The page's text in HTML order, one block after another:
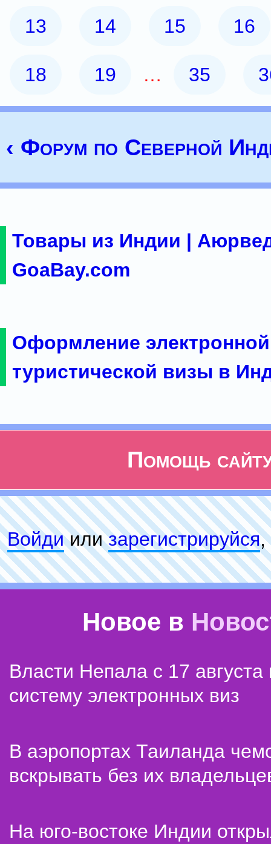
13 14 15 16
18 19 … 35
‹ Форум по Северной
Товары из Индии |
GoaBay.com
Оформление электронной
туристической визы в
Помощь
Войдиилизарeгиcтpируйся,
Новое в
Власти Непала с 17 августа
систему электронных виз
В аэропортах Таиланда
вскрывать без их
На юго-востоке Индии